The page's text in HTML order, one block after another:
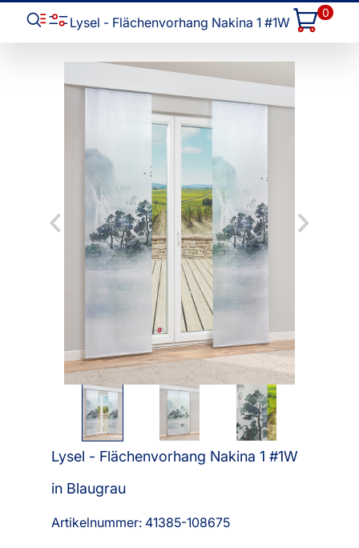
Lysel - Flächenvorhang Nakina 1 #1W
0
Lysel - Flächenvorhang Nakina 1 #1W
in Blaugrau
Artikelnummer: 41385-108675